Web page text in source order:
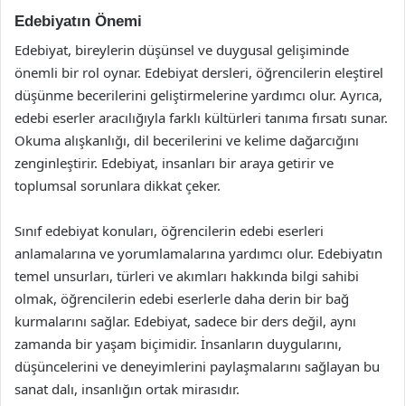
Edebiyatın Önemi
Edebiyat, bireylerin düşünsel ve duygusal gelişiminde
önemli bir rol oynar. Edebiyat dersleri, öğrencilerin eleştirel
düşünme becerilerini geliştirmelerine yardımcı olur. Ayrıca,
edebi eserler aracılığıyla farklı kültürleri tanıma fırsatı sunar.
Okuma alışkanlığı, dil becerilerini ve kelime dağarcığını
zenginleştirir. Edebiyat, insanları bir araya getirir ve
toplumsal sorunlara dikkat çeker.
Sınıf edebiyat konuları, öğrencilerin edebi eserleri
anlamalarına ve yorumlamalarına yardımcı olur. Edebiyatın
temel unsurları, türleri ve akımları hakkında bilgi sahibi
olmak, öğrencilerin edebi eserlerle daha derin bir bağ
kurmalarını sağlar. Edebiyat, sadece bir ders değil, aynı
zamanda bir yaşam biçimidir. İnsanların duygularını,
düşüncelerini ve deneyimlerini paylaşmalarını sağlayan bu
sanat dalı, insanlığın ortak mirasıdır.